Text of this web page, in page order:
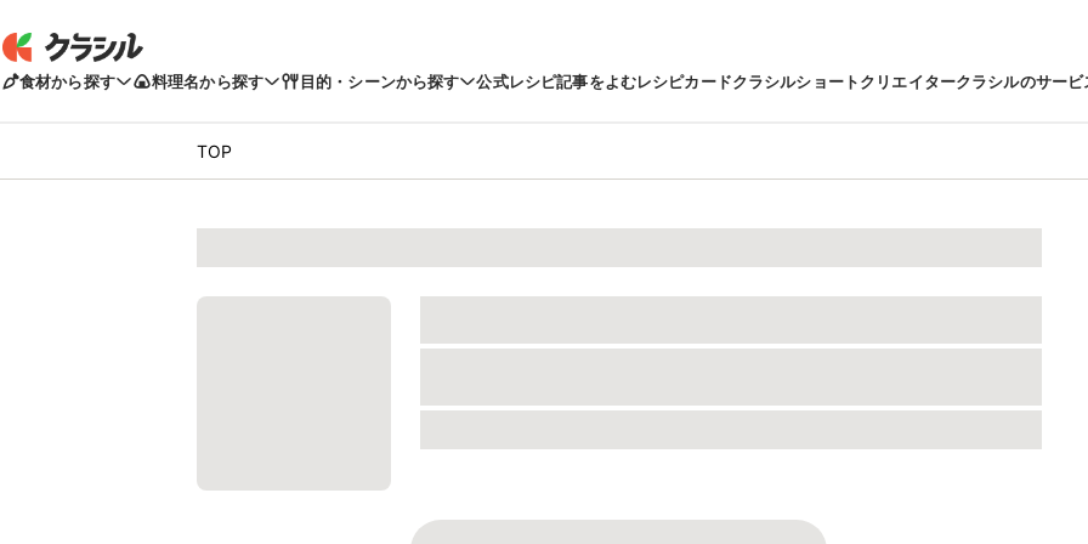
食材から探す 料理名から探す 目的・シーンから探す 公式レシピ記事をよむレシピカードクラシルショートクリエイタークラシルのサービ
TOP